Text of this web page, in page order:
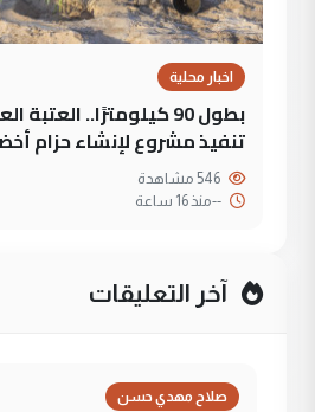
اخبار محلية
بطول 90 كيلومترًا..
تنفيذ مشروع لإنشاء حزام
--منذ 16 ساعة
آخر التعليقات
صلاح مهدي حسن